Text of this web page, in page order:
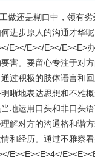
做还是糊口中，领有
进步原人的沟通才华
E></E></E></E><E>
害。要留心专注于对
过积极的肢体语言和
晰地表达思想和不雅
地运用口头和非口头
解对方的沟通格和谐
和经历。通过不雅察
E><E><E>4</